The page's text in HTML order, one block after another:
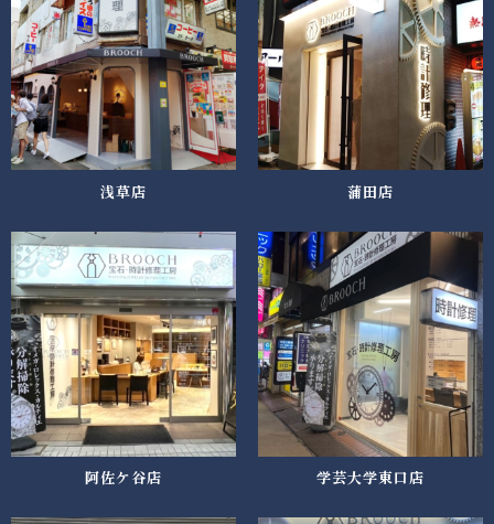
浅草店 蒲田店
阿佐ケ谷店 学芸大学東口店